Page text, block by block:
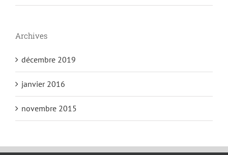
Archives
décembre 2019
janvier 2016
novembre 2015